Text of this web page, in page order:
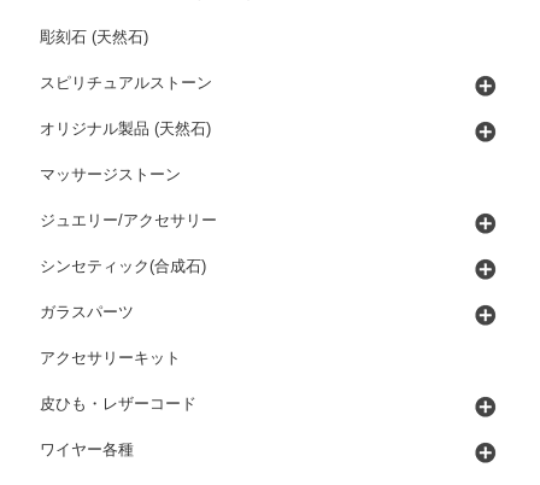
彫刻石 (天然石)
スピリチュアルストーン
オリジナル製品 (天然石)
マッサージストーン
ジュエリー/アクセサリー
シンセティック(合成石)
ガラスパーツ
アクセサリーキット
皮ひも・レザーコード
ワイヤー各種